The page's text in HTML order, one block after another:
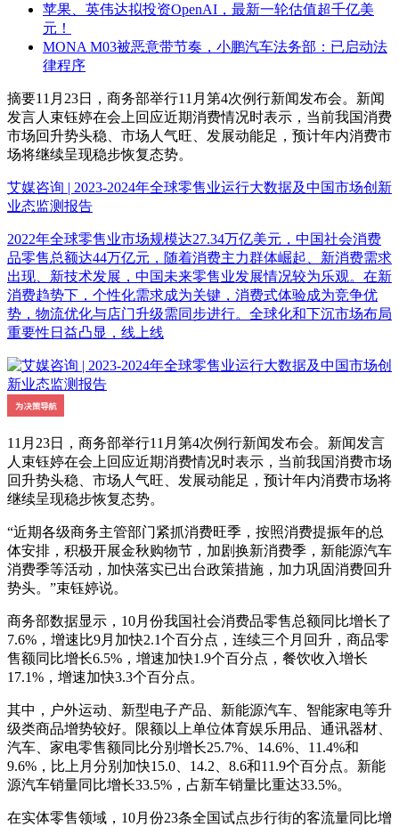
苹果、英伟达拟投资OpenAI，最新一轮估值超千亿美
元！
MONA M03被恶意带节奏，小鹏汽车法务部：已启动法
律程序
摘要11月23日，商务部举行11月第4次例行新闻发布会。新闻
发言人束钰婷在会上回应近期消费情况时表示，当前我国消费
市场回升势头稳、市场人气旺、发展动能足，预计年内消费市
场将继续呈现稳步恢复态势。
艾媒咨询 | 2023-2024年全球零售业运行大数据及中国市场创新
业态监测报告
2022年全球零售业市场规模达27.34万亿美元，中国社会消费
品零售总额达44万亿元，随着消费主力群体崛起、新消费需求
出现、新技术发展，中国未来零售业发展情况较为乐观。在新
消费趋势下，个性化需求成为关键，消费式体验成为竞争优
势，物流优化与店门升级需同步进行。全球化和下沉市场布局
重要性日益凸显，线上线
11月23日，商务部举行11月第4次例行新闻发布会。新闻发言
人束钰婷在会上回应近期消费情况时表示，当前我国消费市场
回升势头稳、市场人气旺、发展动能足，预计年内消费市场将
继续呈现稳步恢复态势。
“近期各级商务主管部门紧抓消费旺季，按照消费提振年的总
体安排，积极开展金秋购物节，加剧换新消费季，新能源汽车
消费季等活动，加快落实已出台政策措施，加力巩固消费回升
势头。”束钰婷说。
商务部数据显示，10月份我国社会消费品零售总额同比增长了
7.6%，增速比9月加快2.1个百分点，连续三个月回升，商品零
售额同比增长6.5%，增速加快1.9个百分点，餐饮收入增长
17.1%，增速加快3.3个百分点。
其中，户外运动、新型电子产品、新能源汽车、智能家电等升
级类商品增势较好。限额以上单位体育娱乐用品、通讯器材、
汽车、家电零售额同比分别增长25.7%、14.6%、11.4%和
9.6%，比上月分别加快15.0、14.2、8.6和11.9个百分点。新能
源汽车销量同比增长33.5%，占新车销量比重达33.5%。
在实体零售领域，10月份23条全国试点步行街的客流量同比增